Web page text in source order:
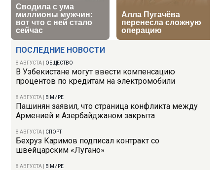
ПОСЛЕДНИЕ НОВОСТИ
8 АВГУСТА ОБЩЕСТВО
В Узбекистане могут ввести компенсацию
процентов по кредитам на электромобили
8 АВГУСТА В МИРЕ
Пашинян заявил, что страница конфликта между
Арменией и Азербайджаном закрыта
8 АВГУСТА СПОРТ
Бехруз Каримов подписал контракт со
швейцарским «Лугано»
8 АВГУСТА В МИРЕ